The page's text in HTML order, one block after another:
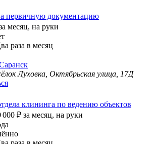
первичную документацию
месяц, на руки
раза в месяц
Луховка, Октябрьская улица, 17Д
клининга по ведению объектов
000 ₽ за месяц, на руки